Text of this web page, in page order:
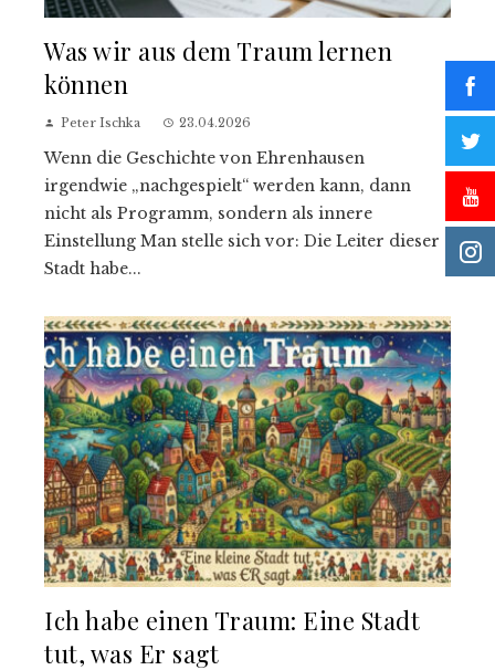
Was wir aus dem Traum lernen
können
Peter Ischka 23.04.2026
Wenn die Geschichte von Ehrenhausen
irgendwie „nachgespielt“ werden kann, dann
nicht als Programm, sondern als innere
Einstellung Man stelle sich vor: Die Leiter dieser
Stadt habe...
Ich habe einen Traum: Eine Stadt
tut, was Er sagt